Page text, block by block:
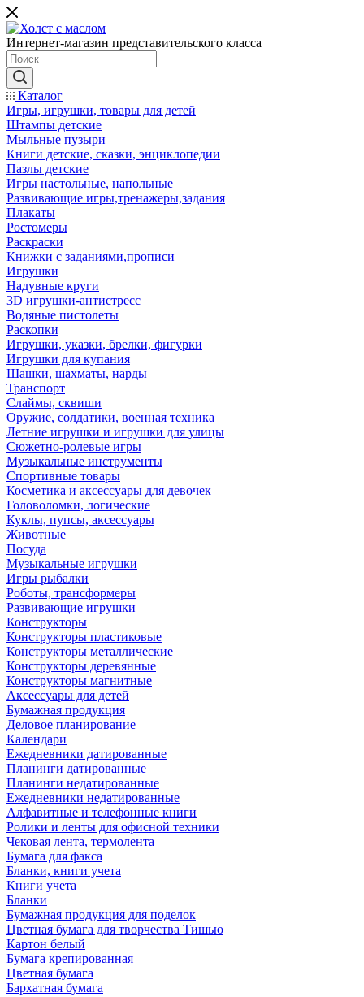
Интернет-магазин представительского класса
Каталог
Игры, игрушки, товары для детей
Штампы детские
Мыльные пузыри
Книги детские, сказки, энциклопедии
Пазлы детские
Игры настольные, напольные
Развивающие игры,тренажеры,задания
Плакаты
Ростомеры
Раскраски
Книжки с заданиями,прописи
Игрушки
Надувные круги
3D игрушки-антистресс
Водяные пистолеты
Раскопки
Игрушки, указки, брелки, фигурки
Игрушки для купания
Шашки, шахматы, нарды
Транспорт
Слаймы, сквиши
Оружие, солдатики, военная техника
Летние игрушки и игрушки для улицы
Сюжетно-ролевые игры
Музыкальные инструменты
Спортивные товары
Косметика и аксессуары для девочек
Головоломки, логические
Куклы, пупсы, аксессуары
Животные
Посуда
Музыкальные игрушки
Игры рыбалки
Роботы, трансформеры
Развивающие игрушки
Конструкторы
Конструкторы пластиковые
Конструкторы металлические
Конструкторы деревянные
Конструкторы магнитные
Аксессуары для детей
Бумажная продукция
Деловое планирование
Календари
Ежедневники датированные
Планинги датированные
Планинги недатированные
Ежедневники недатированные
Алфавитные и телефонные книги
Ролики и ленты для офисной техники
Чековая лента, термолента
Бумага для факса
Бланки, книги учета
Книги учета
Бланки
Бумажная продукция для поделок
Цветная бумага для творчества Тишью
Картон белый
Бумага крепированная
Цветная бумага
Бархатная бумага